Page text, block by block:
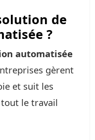
de
?
automatisée
gèrent
et suit les
le travail